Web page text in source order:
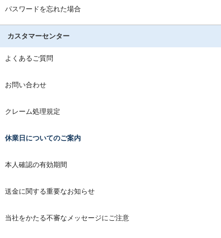
パスワードを忘れた場合
カスタマーセンター
よくあるご質問
お問い合わせ
クレーム処理規定
休業日についてのご案内
本人確認の有効期間
送金に関する重要なお知らせ
当社をかたる不審なメッセージにご注意